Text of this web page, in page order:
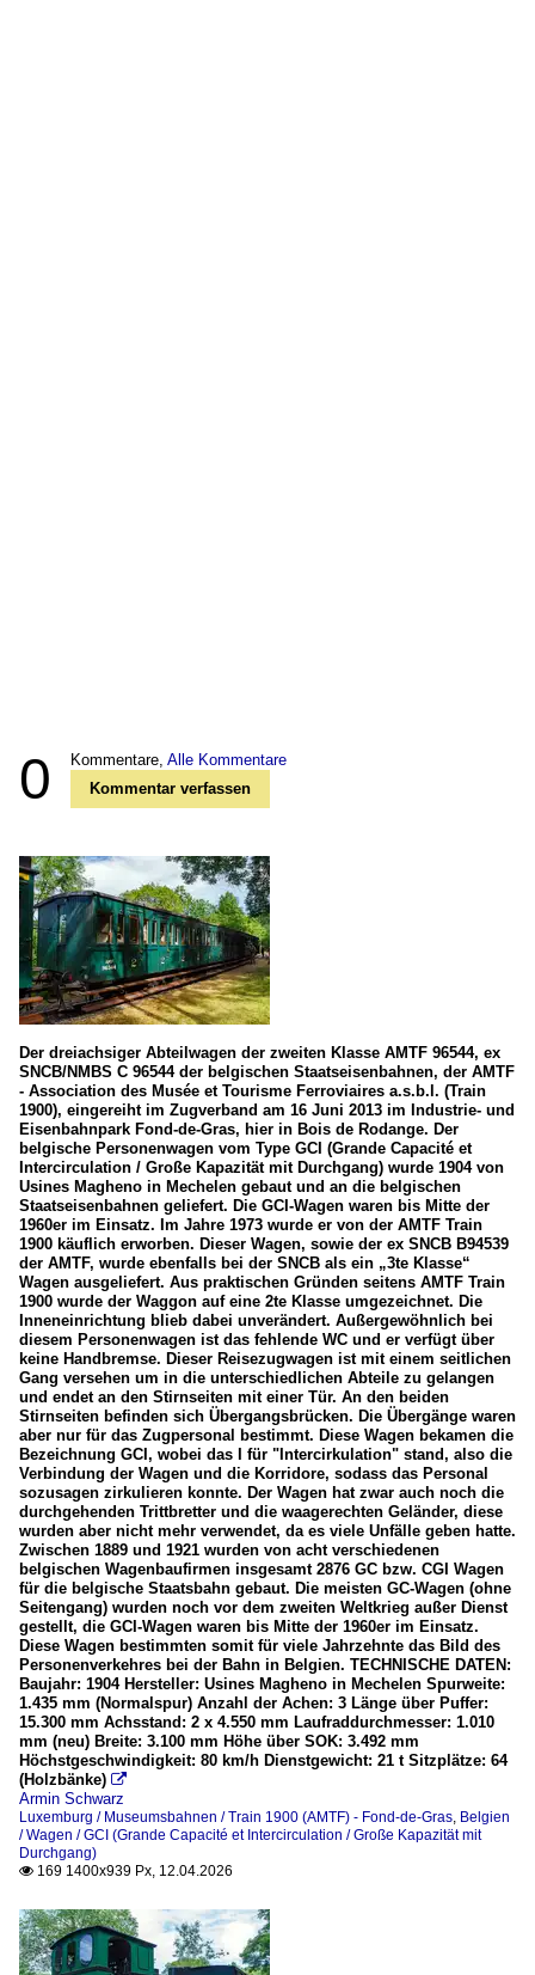
0 Kommentare, Alle Kommentare
Kommentar verfassen
Der dreiachsiger Abteilwagen der zweiten Klasse AMTF 96544, ex
SNCB/NMBS C 96544 der belgischen Staatseisenbahnen, der AMTF
- Association des Musée et Tourisme Ferroviaires a.s.b.l. (Train
1900), eingereiht im Zugverband am 16 Juni 2013 im Industrie- und
Eisenbahnpark Fond-de-Gras, hier in Bois de Rodange. Der
belgische Personenwagen vom Type GCI (Grande Capacité et
Intercirculation / Große Kapazität mit Durchgang) wurde 1904 von
Usines Magheno in Mechelen gebaut und an die belgischen
Staatseisenbahnen geliefert. Die GCI-Wagen waren bis Mitte der
1960er im Einsatz. Im Jahre 1973 wurde er von der AMTF Train
1900 käuflich erworben. Dieser Wagen, sowie der ex SNCB B94539
der AMTF, wurde ebenfalls bei der SNCB als ein „3te Klasse“
Wagen ausgeliefert. Aus praktischen Gründen seitens AMTF Train
1900 wurde der Waggon auf eine 2te Klasse umgezeichnet. Die
Inneneinrichtung blieb dabei unverändert. Außergewöhnlich bei
diesem Personenwagen ist das fehlende WC und er verfügt über
keine Handbremse. Dieser Reisezugwagen ist mit einem seitlichen
Gang versehen um in die unterschiedlichen Abteile zu gelangen
und endet an den Stirnseiten mit einer Tür. An den beiden
Stirnseiten befinden sich Übergangsbrücken. Die Übergänge waren
aber nur für das Zugpersonal bestimmt. Diese Wagen bekamen die
Bezeichnung GCI, wobei das I für "Intercirkulation" stand, also die
Verbindung der Wagen und die Korridore, sodass das Personal
sozusagen zirkulieren konnte. Der Wagen hat zwar auch noch die
durchgehenden Trittbretter und die waagerechten Geländer, diese
wurden aber nicht mehr verwendet, da es viele Unfälle geben hatte.
Zwischen 1889 und 1921 wurden von acht verschiedenen
belgischen Wagenbaufirmen insgesamt 2876 GC bzw. CGI Wagen
für die belgische Staatsbahn gebaut. Die meisten GC-Wagen (ohne
Seitengang) wurden noch vor dem zweiten Weltkrieg außer Dienst
gestellt, die GCI-Wagen waren bis Mitte der 1960er im Einsatz.
Diese Wagen bestimmten somit für viele Jahrzehnte das Bild des
Personenverkehres bei der Bahn in Belgien. TECHNISCHE DATEN:
Baujahr: 1904 Hersteller: Usines Magheno in Mechelen Spurweite:
1.435 mm (Normalspur) Anzahl der Achen: 3 Länge über Puffer:
15.300 mm Achsstand: 2 x 4.550 mm Laufraddurchmesser: 1.010
mm (neu) Breite: 3.100 mm Höhe über SOK: 3.492 mm
Höchstgeschwindigkeit: 80 km/h Dienstgewicht: 21 t Sitzplätze: 64
(Holzbänke) 
Armin Schwarz
Luxemburg / Museumsbahnen / Train 1900 (AMTF) - Fond-de-Gras, Belgien
/ Wagen / GCI (Grande Capacité et Intercirculation / Große Kapazität mit
Durchgang)
 169 1400x939 Px, 12.04.2026